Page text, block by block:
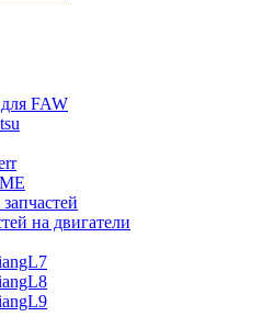
FAW
на двигатели